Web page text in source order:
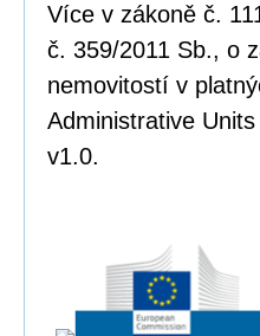
Více v zákoně č.
č. 359/2011 Sb., o
nemovitostí v
Administrative
v1.0.